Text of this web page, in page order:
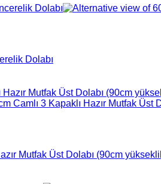
Dolabı
Mutfak Üst Dolabı (90cm